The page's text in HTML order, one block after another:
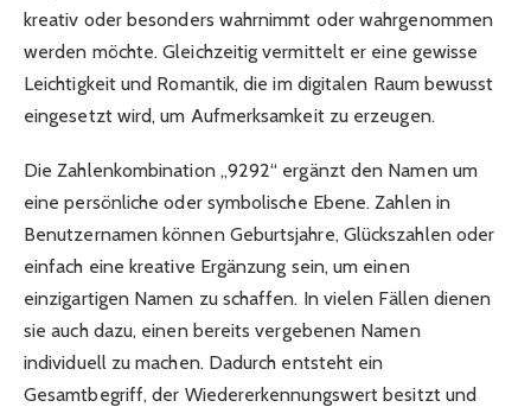
kreativ oder besonders wahrnimmt oder wahrgenommen
werden möchte. Gleichzeitig vermittelt er eine gewisse
Leichtigkeit und Romantik, die im digitalen Raum bewusst
eingesetzt wird, um Aufmerksamkeit zu erzeugen.
Die Zahlenkombination „9292“ ergänzt den Namen um
eine persönliche oder symbolische Ebene. Zahlen in
Benutzernamen können Geburtsjahre, Glückszahlen oder
einfach eine kreative Ergänzung sein, um einen
einzigartigen Namen zu schaffen. In vielen Fällen dienen
sie auch dazu, einen bereits vergebenen Namen
individuell zu machen. Dadurch entsteht ein
Gesamtbegriff, der Wiedererkennungswert besitzt und